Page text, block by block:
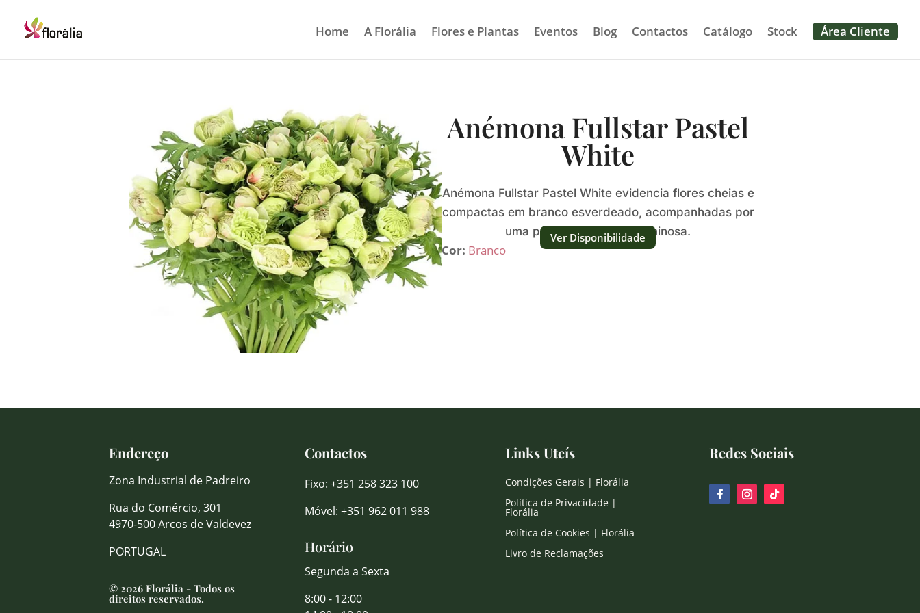
Home A Florália Flores e Plantas Eventos Blog Contactos Catálogo Stock Área Cliente
Anémona Fullstar Pastel
White
Anémona Fullstar Pastel White evidencia flores cheias e
compactas em branco esverdeado, acompanhadas por
uma presença fresca e luminosa.
Cor: Branco
Ver Disponibilidade
Endereço
Zona Industrial de Padreiro
Rua do Comércio, 301
4970-500 Arcos de Valdevez
PORTUGAL
© 2026 Florália - Todos os
direitos reservados.
Contactos
Fixo: +351 258 323 100
Móvel: +351 962 011 988
Horário
Segunda a Sexta
8:00 - 12:00
Links Uteís
Condições Gerais | Florália
Política de Privacidade |
Florália
Política de Cookies | Florália
Livro de Reclamações
Redes Sociais